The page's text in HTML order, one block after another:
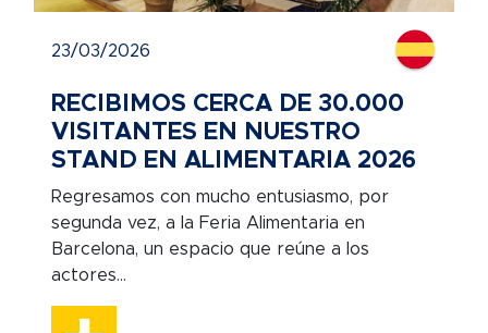
23/03/2026
RECIBIMOS CERCA DE 30.000
VISITANTES EN NUESTRO
STAND EN ALIMENTARIA 2026
Regresamos con mucho entusiasmo, por
segunda vez, a la Feria Alimentaria en
Barcelona, un espacio que reúne a los
actores...